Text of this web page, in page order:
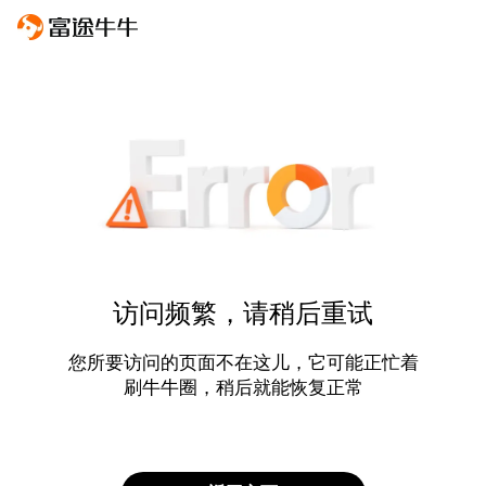
访问频繁，请稍后重试
您所要访问的页面不在这儿，它可能正忙着
刷牛牛圈，稍后就能恢复正常